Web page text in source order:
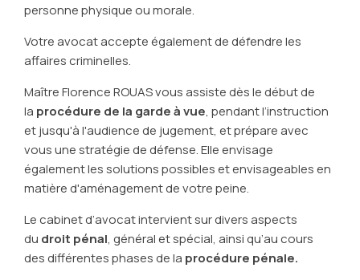
personne physique ou morale.
Votre avocat accepte également de défendre les
affaires criminelles.
Maître Florence ROUAS vous assiste dès le début de
la procédure de la garde à vue, pendant l’instruction
et jusqu'à l'audience de jugement, et prépare avec
vous une stratégie de défense. Elle envisage
également les solutions possibles et envisageables en
matière d'aménagement de votre peine.
Le cabinet d’avocat intervient sur divers aspects
du droit pénal, général et spécial, ainsi qu’au cours
des différentes phases de la procédure pénale.